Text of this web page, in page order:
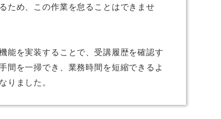
ため、この作業を怠ることはできませ
能を実装することで、受講履歴を確認す
間を一掃でき、業務時間を短縮できるよ
りました。